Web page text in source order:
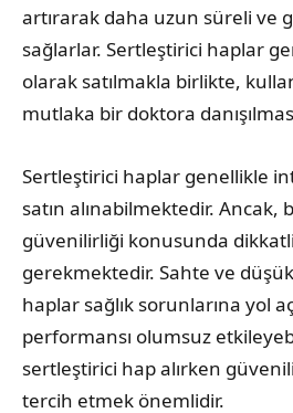
artırarak daha uzun süreli ve
sağlarlar. Sertleştirici haplar
olarak satılmakla birlikte,
mutlaka bir doktora
Sertleştirici haplar genellikle
satın alınabilmektedir. Ancak,
güvenilirliği konusunda
gerekmektedir. Sahte ve
haplar sağlık sorunlarına yol
performansı olumsuz
sertleştirici hap alırken
tercih etmek önemlidir.